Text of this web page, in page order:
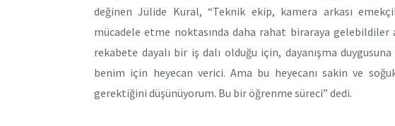
değinen Jülide Kural, “Teknik ekip, kamera arkası
mücadele etme noktasında daha rahat biraraya
rekabete dayalı bir iş dalı olduğu için, dayanışma
benim için heyecan verici. Ama bu heyecanı sakin ve
gerektiğini düşünüyorum. Bu bir öğrenme süreci” dedi.